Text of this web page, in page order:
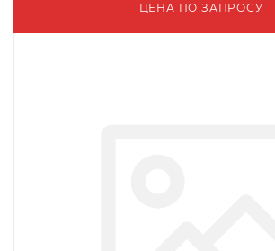
ЦЕНА ПО ЗАПРОСУ